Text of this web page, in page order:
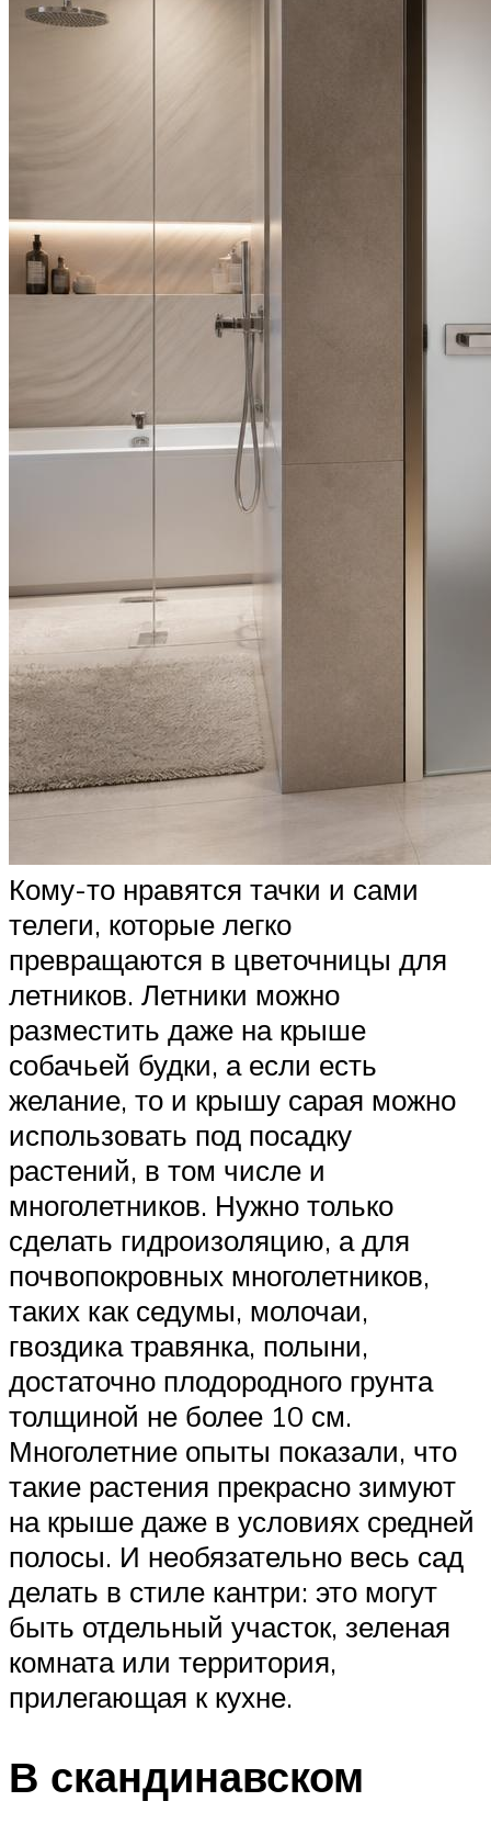
Кому-то нравятся тачки и сами
телеги, которые легко
превращаются в цветочницы для
летников. Летники можно
разместить даже на крыше
собачьей будки, а если есть
желание, то и крышу сарая можно
использовать под посадку
растений, в том числе и
многолетников. Нужно только
сделать гидроизоляцию, а для
почвопокровных многолетников,
таких как седумы, молочаи,
гвоздика травянка, полыни,
достаточно плодородного грунта
толщиной не более 10 см.
Многолетние опыты показали, что
такие растения прекрасно зимуют
на крыше даже в условиях средней
полосы. И необязательно весь сад
делать в стиле кантри: это могут
быть отдельный участок, зеленая
комната или территория,
прилегающая к кухне.
В скандинавском